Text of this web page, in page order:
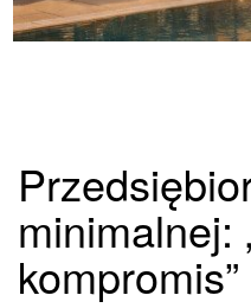
minimalnej:
kompromis”